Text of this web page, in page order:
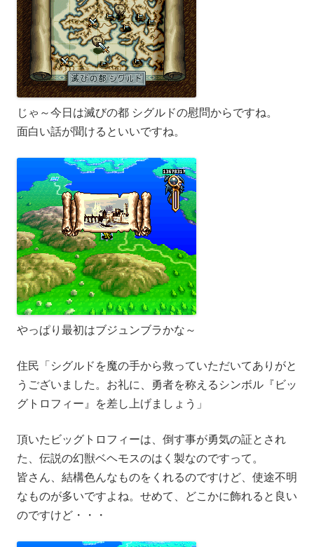
じゃ～今日は滅びの都 シグルドの慰問からですね。
面白い話が聞けるといいですね。
やっぱり最初はブジュンブラかな～
住民「シグルドを魔の手から救っていただいてありがと
うございました。お礼に、勇者を称えるシンボル『ビッ
グトロフィー』を差し上げましょう」
頂いたビッグトロフィーは、倒す事が勇気の証とされ
た、伝説の幻獣ベヘモスのはく製なのですって。
皆さん、結構色んなものをくれるのですけど、使途不明
なものが多いですよね。せめて、どこかに飾れると良い
のですけど・・・